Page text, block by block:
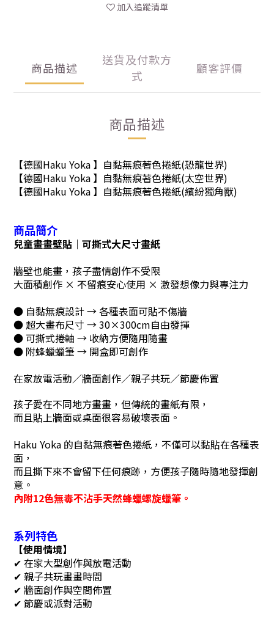
加入追蹤清單
商品描述
送貨及付款方
式
顧客評價
商品描述
【德國Haku Yoka 】自黏無痕著色捲紙(恐龍世界)
【德國Haku Yoka 】自黏無痕著色捲紙(太空世界)
【德國Haku Yoka 】自黏無痕著色捲紙(繽紛獨角獸)
商品簡介
兒童畫畫壁貼｜可撕式大尺寸畫紙
牆壁也能畫，孩子盡情創作不受限
大面積創作 × 不留痕安心使用 × 激發想像力與專注力
● 自黏無痕設計 → 各種表面可貼不傷牆
● 超大畫布尺寸 → 30×300cm自由發揮
● 可撕式捲軸 → 收納方便隨用隨畫
● 附蜂蠟蠟筆 → 開盒即可創作
在家放電活動／牆面創作／親子共玩／節慶佈置
孩子愛在不同地方畫畫，但傳統的畫紙有限，
而且貼上牆面或桌面很容易破壞表面。
Haku Yoka 的自黏無痕著色捲紙，不僅可以黏貼在各種表
面，
而且撕下來不會留下任何痕跡， 方便孩子隨時隨地發揮創
意。
內附12色無毒不沾手天然蜂蠟螺旋蠟筆。
系列特色
【使用情境】
✔ 在家大型創作與放電活動
✔ 親子共玩畫畫時間
✔ 牆面創作與空間佈置
✔ 節慶或派對活動